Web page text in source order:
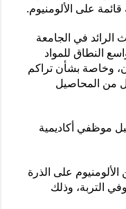
على الألومنيوم.
الرائد في الجامعة
النطاق للمواد
وخاصة بشأن تراكم
من المحاصيل
موظفي أكاديمية
على الذرة
التربة، وذلك